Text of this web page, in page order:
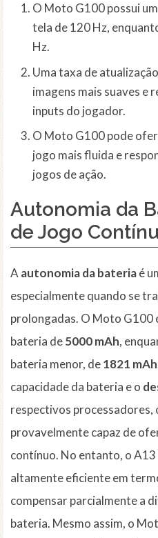
O Moto G100 possui
tela de 120 Hz,
Hz.
Uma taxa de
imagens mais suaves e
inputs do jogador.
O Moto G100 pode
jogo mais fluida e
jogos de ação.
Autonomia da
de Jogo
A autonomia da bateriaé
especialmente quando se
prolongadas. O Moto G100
bateria de5000 mAh,
bateria menor, de1821 mAh
capacidade da bateria e o
respectivos processadores,
provavelmente capaz de
contínuo. No entanto, o A13
altamente eficiente em
compensar parcialmente a
bateria. Mesmo assim, o